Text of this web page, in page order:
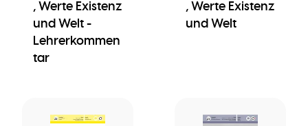
, Werte Existenz
und Welt -
Lehrerkommen
tar
, Werte Existenz
und Welt